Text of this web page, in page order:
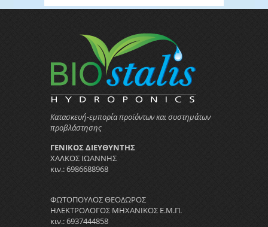
Κατασκευή-εμπορία προϊόντων και συστημάτων
προβλάστησης
ΓΕΝΙΚΟΣ ΔΙΕΥΘΥΝΤΗΣ
ΧΑΛΚΟΣ ΙΩΑΝΝΗΣ
κιν.: 6986688968
ΦΩΤΟΠΟΥΛΟΣ ΘΕΟΔΩΡΟΣ
ΗΛΕΚΤΡΟΛΟΓΟΣ ΜΗΧΑΝΙΚΟΣ Ε.Μ.Π.
κιν.: 6937444858